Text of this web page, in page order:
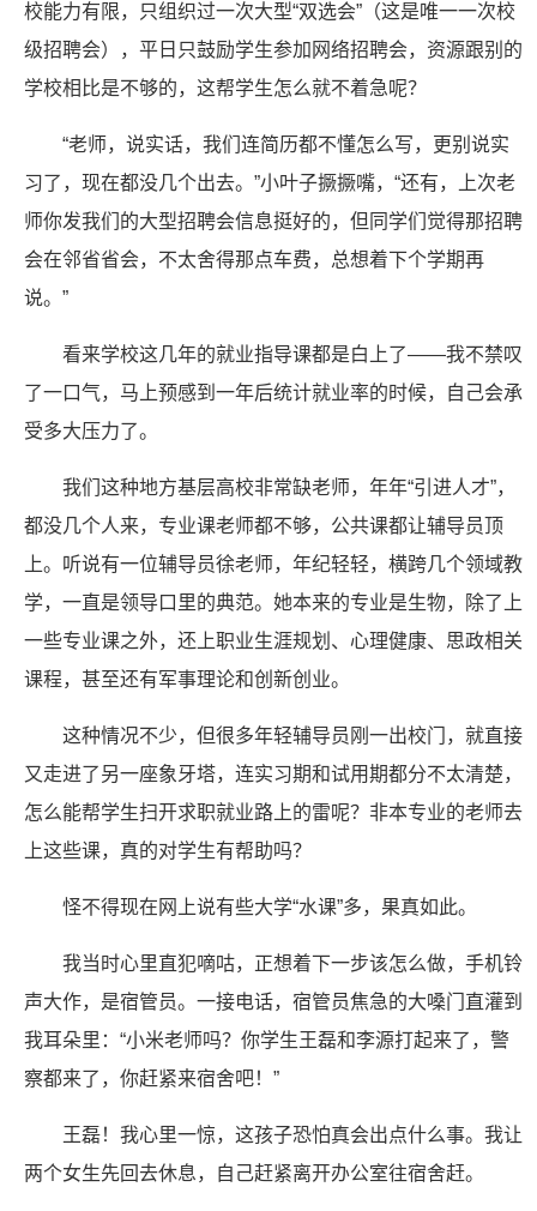
校能力有限，只组织过一次大型“双选会”（这是唯一一次校
级招聘会），平日只鼓励学生参加网络招聘会，资源跟别的
学校相比是不够的，这帮学生怎么就不着急呢？
“老师，说实话，我们连简历都不懂怎么写，更别说实
习了，现在都没几个出去。”小叶子撅撅嘴，“还有，上次老
师你发我们的大型招聘会信息挺好的，但同学们觉得那招聘
会在邻省省会，不太舍得那点车费，总想着下个学期再
说。”
看来学校这几年的就业指导课都是白上了——我不禁叹
了一口气，马上预感到一年后统计就业率的时候，自己会承
受多大压力了。
我们这种地方基层高校非常缺老师，年年“引进人才”，
都没几个人来，专业课老师都不够，公共课都让辅导员顶
上。听说有一位辅导员徐老师，年纪轻轻，横跨几个领域教
学，一直是领导口里的典范。她本来的专业是生物，除了上
一些专业课之外，还上职业生涯规划、心理健康、思政相关
课程，甚至还有军事理论和创新创业。
这种情况不少，但很多年轻辅导员刚一出校门，就直接
又走进了另一座象牙塔，连实习期和试用期都分不太清楚，
怎么能帮学生扫开求职就业路上的雷呢？非本专业的老师去
上这些课，真的对学生有帮助吗？
怪不得现在网上说有些大学“水课”多，果真如此。
我当时心里直犯嘀咕，正想着下一步该怎么做，手机铃
声大作，是宿管员。一接电话，宿管员焦急的大嗓门直灌到
我耳朵里：“小米老师吗？你学生王磊和李源打起来了，警
察都来了，你赶紧来宿舍吧！”
王磊！我心里一惊，这孩子恐怕真会出点什么事。我让
两个女生先回去休息，自己赶紧离开办公室往宿舍赶。